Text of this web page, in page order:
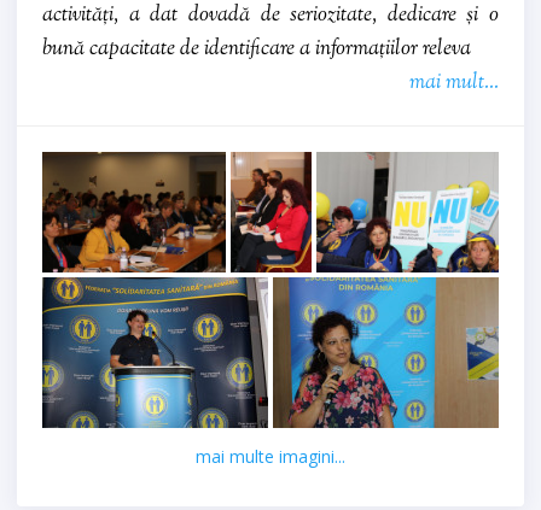
activități, a dat dovadă de seriozitate, dedicare și o
bună capacitate de identificare a informațiilor releva
mai mult...
mai multe imagini...